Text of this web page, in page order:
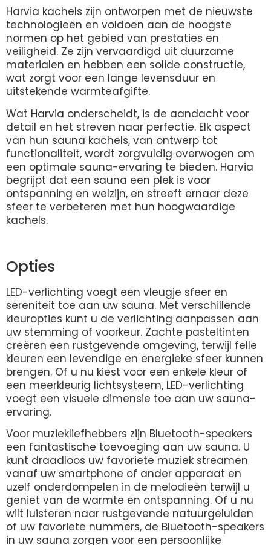
Harvia kachels zijn ontworpen met de nieuwste
technologieën en voldoen aan de hoogste
normen op het gebied van prestaties en
veiligheid. Ze zijn vervaardigd uit duurzame
materialen en hebben een solide constructie,
wat zorgt voor een lange levensduur en
uitstekende warmteafgifte.
Wat Harvia onderscheidt, is de aandacht voor
detail en het streven naar perfectie. Elk aspect
van hun sauna kachels, van ontwerp tot
functionaliteit, wordt zorgvuldig overwogen om
een optimale sauna-ervaring te bieden. Harvia
begrijpt dat een sauna een plek is voor
ontspanning en welzijn, en streeft ernaar deze
sfeer te verbeteren met hun hoogwaardige
kachels.
Opties
LED-verlichting voegt een vleugje sfeer en
sereniteit toe aan uw sauna. Met verschillende
kleuropties kunt u de verlichting aanpassen aan
uw stemming of voorkeur. Zachte pasteltinten
creëren een rustgevende omgeving, terwijl felle
kleuren een levendige en energieke sfeer kunnen
brengen. Of u nu kiest voor een enkele kleur of
een meerkleurig lichtsysteem, LED-verlichting
voegt een visuele dimensie toe aan uw sauna-
ervaring.
Voor muziekliefhebbers zijn Bluetooth-speakers
een fantastische toevoeging aan uw sauna. U
kunt draadloos uw favoriete muziek streamen
vanaf uw smartphone of ander apparaat en
uzelf onderdompelen in de melodieën terwijl u
geniet van de warmte en ontspanning. Of u nu
wilt luisteren naar rustgevende natuurgeluiden
of uw favoriete nummers, de Bluetooth-speakers
in uw sauna zorgen voor een persoonlijke